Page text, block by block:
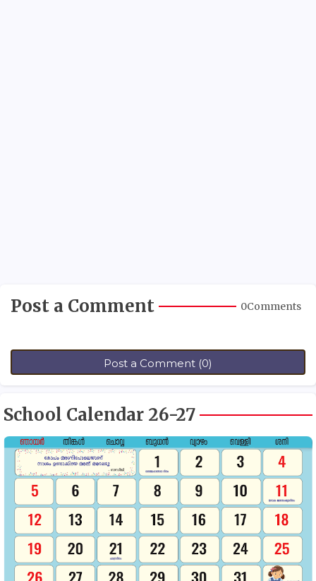
Post a Comment 0Comments
Post a Comment (0)
School Calendar 26-27